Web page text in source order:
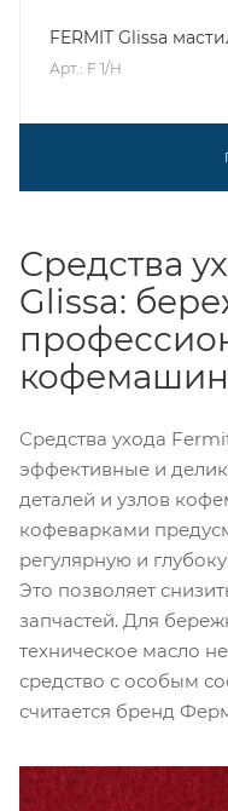
FERMIT Glissa
Арт.: F 1/H
Средства
Glissa:
кофемашин
Средства ухода
эффективные и
деталей и узлов
кофеварками
регулярную и
Это позволяет
запчастей. Для
техническое масло
средство с особым
считается бренд